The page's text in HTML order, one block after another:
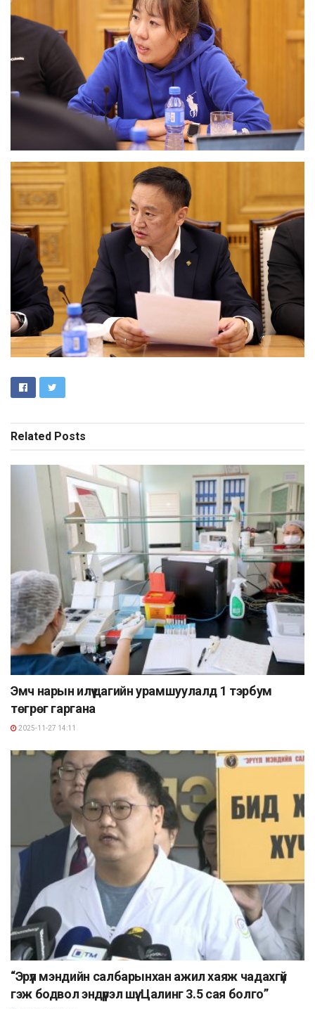
Related Posts
Эмч нарын илүү цагийн урамшуулалд 1 тэрбум
төгрөг гаргана
2025-11-27 14:11
“Эрүүл мэндийн салбарынхан ажил хаяж чадахгүй
гэж бодвол эндүүрэл шүү. Цалинг 3.5 сая болго”